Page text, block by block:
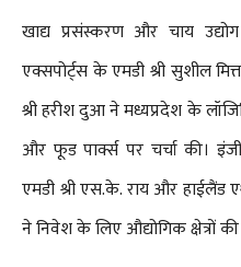
खाद्य प्रसंस्करण और चाय
एक्सपोर्ट्स के एमडी श्री सुशील
श्री हरीश दुआ ने मध्यप्रदेश के
और फूड पार्क्स पर चर्चा की।
एमडी श्री एस.के. राय और हाईलैंड
ने निवेश के लिए औद्योगिक क्षेत्रों